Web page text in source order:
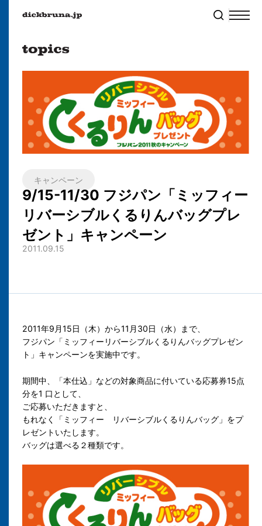
キャンペーン
9/15-11/30 フジパン「ミッフィー
リバーシブルくるりんバッグプレ
ゼント」キャンペーン
2011.09.15
2011年9月15日（木）から11月30日（水）まで、
フジパン「ミッフィーリバーシブルくるりんバッグプレゼン
ト」キャンペーンを実施中です。
期間中、「本仕込」などの対象商品に付いている応募券15点
分を1 口として、
ご応募いただきますと、
もれなく「ミッフィー リバーシブルくるりんバッグ」をプ
レゼントいたします。
バッグは選べる２種類です。